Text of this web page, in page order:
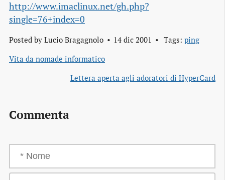
http://www.imaclinux.net/gh.php?
single=76+index=0
Posted by Lucio Bragagnolo 14 dic 2001 Tags: ping
Vita da nomade informatico
Lettera aperta agli adoratori di HyperCard
Commenta